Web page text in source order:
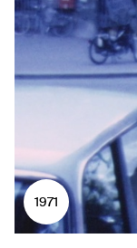
1971